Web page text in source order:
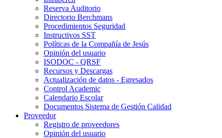
Reserva Auditorio
Directorio Berchmans
Procedimientos Seguridad
Instructivos SST
Políticas de la Compañía de Jesús
Opinión del usuario
ISODOC - QRSF
Recursos y Descargas
Actualización de datos - Egresados
Control Academic
Calendario Escolar
Documentos Sistema de Gestión Calidad
Proveedor
Registro de proveedores
Opinión del usuario